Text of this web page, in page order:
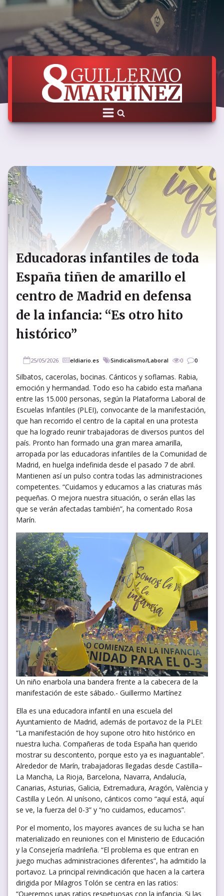
Educadoras infantiles de toda
España tiñen de amarillo el
centro de Madrid en defensa
de la infancia: “Es otro hito
histórico”
25/05/2026 eldiario.es Sindicalismo/Laboral 0 0
Silbatos, cacerolas, bocinas. Cánticos y soflamas. Rabia,
emoción y hermandad. Todo eso ha cabido esta mañana
entre las 15.000 personas, según la Plataforma Laboral de
Escuelas Infantiles (PLEI), convocante de la manifestación,
que han recorrido el centro de la capital en una protesta
que ha logrado reunir trabajadoras de diversos puntos del
país. Pronto han formado una gran marea amarilla,
arropada por las educadoras infantiles de la Comunidad de
Madrid, en huelga indefinida desde el pasado 7 de abril.
Mantienen así un pulso contra todas las administraciones
competentes. “Cuidamos y educamos a las criaturas más
pequeñas. O mejora nuestra situación, o serán ellas las
que se verán afectadas también”, ha comentado Rosa
Marín.
Un niño enarbola una bandera frente a la cabecera de la
manifestación de este sábado.- Guillermo Martínez
Ella es una educadora infantil en una escuela del
Ayuntamiento de Madrid, además de portavoz de la PLEI:
“La manifestación de hoy supone otro hito histórico en
nuestra lucha. Compañeras de toda España han querido
mostrar su descontento, porque esto ya es inaguantable”.
Alrededor de Marín, trabajadoras llegadas desde Castilla–
La Mancha, La Rioja, Barcelona, Navarra, Andalucía,
Canarias, Asturias, Galicia, Extremadura, Aragón, València y
Castilla y León. Al unísono, cánticos como “aquí está, aquí
se ve, la fuerza del 0-3” y “no cuidamos, educamos”.
Por el momento, los mayores avances de su lucha se han
materializado en reuniones con el Ministerio de Educación
y la Consejería madrileña. “El problema es que entran en
juego muchas administraciones diferentes”, ha admitido la
portavoz. La principal reivindicación que hacen a la cartera
dirigida por Milagros Tolón se centra en las ratios:
“Queremos unas ratios respetuosas con la infancia. Si las